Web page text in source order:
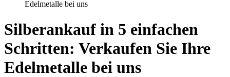
Edelmetalle bei uns
Silberankauf in 5 einfachen
Schritten: Verkaufen Sie Ihre
Edelmetalle bei uns